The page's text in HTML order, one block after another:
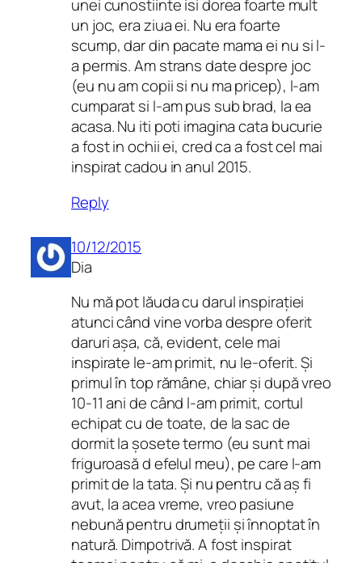
unei cunostiinte isi dorea foarte mult
un joc, era ziua ei. Nu era foarte
scump, dar din pacate mama ei nu si l-
a permis. Am strans date despre joc
(eu nu am copii si nu ma pricep), l-am
cumparat si l-am pus sub brad, la ea
acasa. Nu iti poti imagina cata bucurie
a fost in ochii ei, cred ca a fost cel mai
inspirat cadou in anul 2015.
Reply
10/12/2015
Dia
Nu mă pot lăuda cu darul inspirației
atunci când vine vorba despre oferit
daruri așa, că, evident, cele mai
inspirate le-am primit, nu le-oferit. Și
primul în top rămâne, chiar și după vreo
10-11 ani de când l-am primit, cortul
echipat cu de toate, de la sac de
dormit la șosete termo (eu sunt mai
friguroasă d efelul meu), pe care l-am
primit de la tata. Și nu pentru că aș fi
avut, la acea vreme, vreo pasiune
nebună pentru drumeții și înnoptat în
natură. Dimpotrivă. A fost inspirat